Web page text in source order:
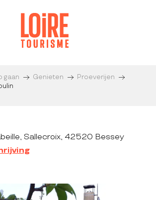
gaan Genieten
Proeverijen
Sallecroix, 42520 Bessey
aux favoris